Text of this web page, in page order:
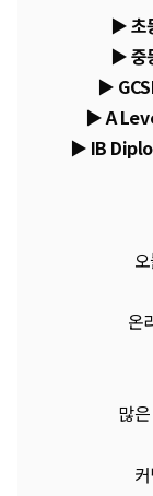
▶ 초
▶ 중
▶
▶ A
▶ IB
온
많